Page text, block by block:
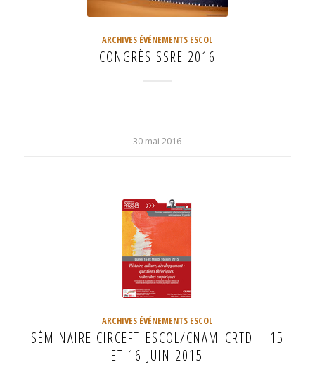
ARCHIVES ÉVÉNEMENTS ESCOL
CONGRÈS SSRE 2016
30 mai 2016
ARCHIVES ÉVÉNEMENTS ESCOL
SÉMINAIRE CIRCEFT-ESCOL/CNAM-CRTD – 15
ET 16 JUIN 2015